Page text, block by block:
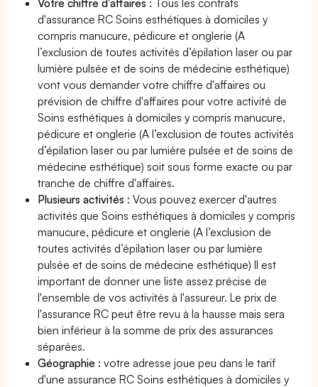
d'assurance RC Soins esthétiques à domiciles y
compris manucure, pédicure et onglerie (A
l’exclusion de toutes activités d’épilation laser ou par
lumière pulsée et de soins de médecine esthétique)
vont vous demander votre chiffre d'affaires ou
prévision de chiffre d'affaires pour votre activité de
Soins esthétiques à domiciles y compris manucure,
pédicure et onglerie (A l’exclusion de toutes activités
d’épilation laser ou par lumière pulsée et de soins de
médecine esthétique) soit sous forme exacte ou par
tranche de chiffre d'affaires.
Plusieurs activités : Vous pouvez exercer d'autres
activités que Soins esthétiques à domiciles y compris
manucure, pédicure et onglerie (A l’exclusion de
toutes activités d’épilation laser ou par lumière
pulsée et de soins de médecine esthétique) Il est
important de donner une liste assez précise de
l'ensemble de vos activités à l'assureur. Le prix de
l'assurance RC peut être revu à la hausse mais sera
bien inférieur à la somme de prix des assurances
séparées.
Géographie :votre adresse joue peu dans le tarif
d'une assurance RC Soins esthétiques à domiciles y